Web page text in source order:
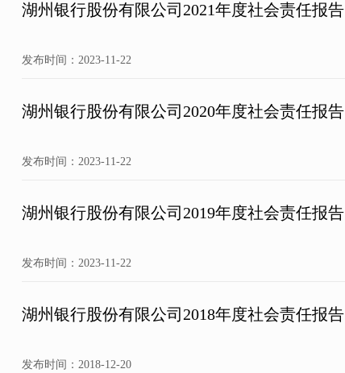
湖州银行股份有限公司2021年度社会责任报告
发布时间：2023-11-22
湖州银行股份有限公司2020年度社会责任报告
发布时间：2023-11-22
湖州银行股份有限公司2019年度社会责任报告
发布时间：2023-11-22
湖州银行股份有限公司2018年度社会责任报告
发布时间：2018-12-20